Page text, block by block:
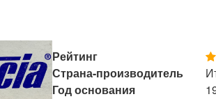
Рейтинг
Страна-производитель
Год основания